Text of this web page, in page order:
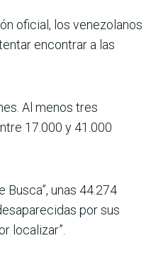
oficial, los venezolanos
encontrar a las
Al menos tres
17.000 y 41.000
Busca”, unas 44.274
por sus
localizar”.